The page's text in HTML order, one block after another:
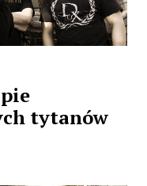
tytanów